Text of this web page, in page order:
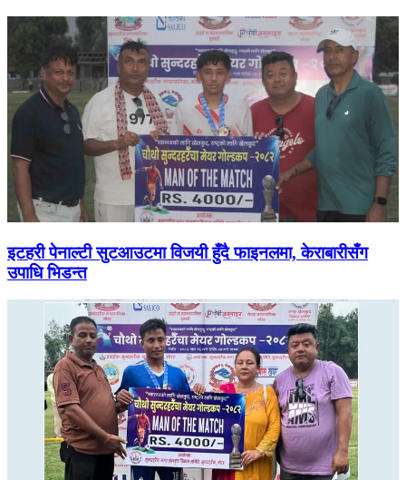
इटहरी पेनाल्टी सुटआउटमा विजयी हुँदै फाइनलमा, केराबारीसँग
उपाधि भिडन्त